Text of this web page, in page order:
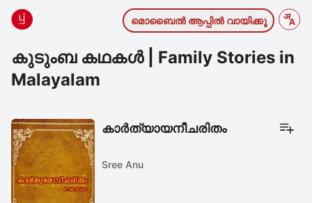
മൊബൈല്‍ ആപ്പില്‍ വായിക്കൂ
കുടുംബ കഥകൾ | Family Stories in
Malayalam
കാർത്യായനീചരിതം
Sree Anu